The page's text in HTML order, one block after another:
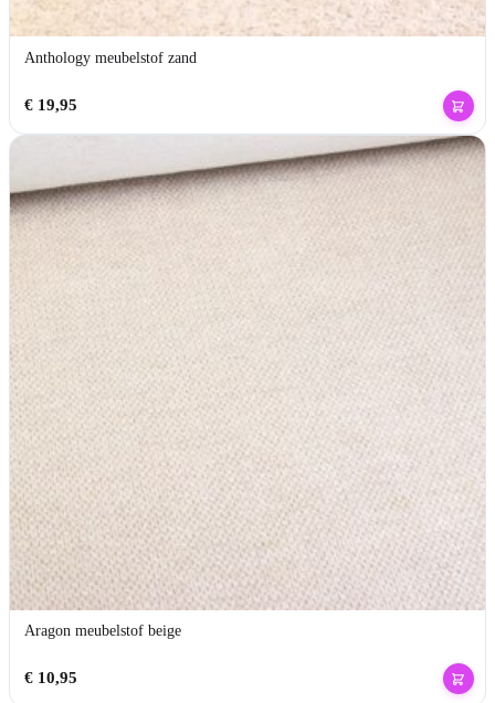
Anthology meubelstof zand
€19,95
Aragon meubelstof beige
€10,95